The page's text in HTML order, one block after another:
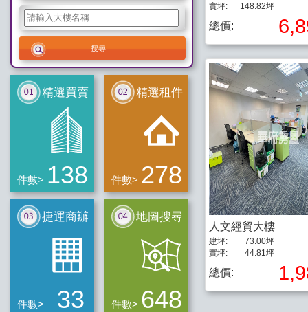
精選買賣
件數> 138
精選租件
件數> 278
捷運商辦
件數> 33
地圖搜尋
件數> 648
實坪:
148.82坪
總價:
人文經貿大樓
建坪:
73.00坪
實坪:
44.81坪
總價: